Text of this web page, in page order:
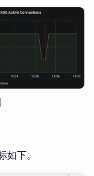
下。